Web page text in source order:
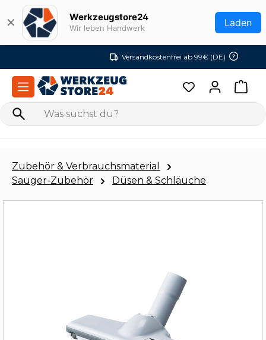
Zum Hauptinhalt springen
✕ Werkzeugstore24
Wir leben Handwerk Laden
Versandkostenfrei ab 99€ (DE)
Zubehör & Verbrauchsmaterial
Sauger-Zubehör
Düsen & Schläuche